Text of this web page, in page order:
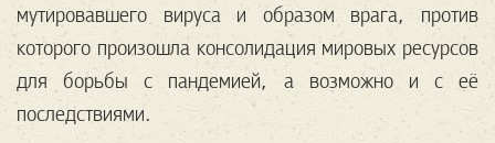
мутировавшего вируса и образом врага, против
которого произошла консолидация мировых ресурсов
для борьбы с пандемией, а возможно и с её
последствиями.